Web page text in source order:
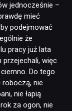
jednocześnie –
mieć
podejmować
że
pracy już lata
więc
Do tego
roboczą, nie
nie łapią
za ogon, nie